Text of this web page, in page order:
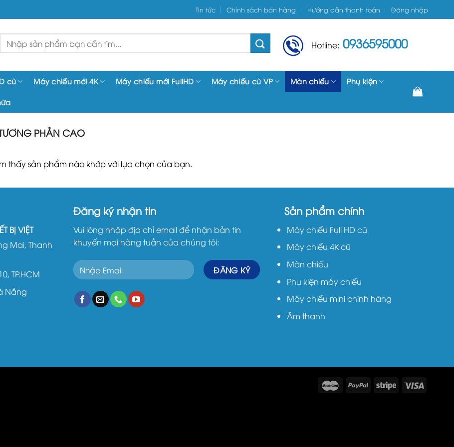
Tin tức Chính sách bán hàng Hướng dẫn thanh toán Đăng nhập
Tìm
kiếm:
Hotline: 0936595000
cũ Máy chiếu mới 4K Máy chiếu mới FullHD Máy chiếu cũ VP Màn chiếu Phụ kiện
PHẢN CAO
thấy sản phẩm nào khớp với lựa chọn của bạn.
BỊ VIỆT
Mai, Thanh
TP.HCM
Nẵng
Đăng ký nhận tin
Vui lòng nhập địa chỉ email để nhận bản tin
khuyến mại hàng tuần của chúng tôi:
Sản phẩm chính
Máy chiếu Full HD cũ
Máy chiếu 4K cũ
Màn chiếu
Phụ kiện máy chiếu
Máy chiếu mini chính hãng
Âm thanh